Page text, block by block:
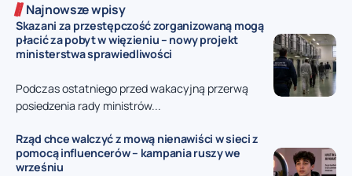
Najnowsze wpisy
Skazani za przestępczość zorganizowaną mogą
płacić za pobyt w więzieniu – nowy projekt
ministerstwa sprawiedliwości
Podczas ostatniego przed wakacyjną przerwą
posiedzenia rady ministrów...
Rząd chce walczyć z mową nienawiści w sieci z
pomocą influencerów – kampania ruszy we
wrześniu